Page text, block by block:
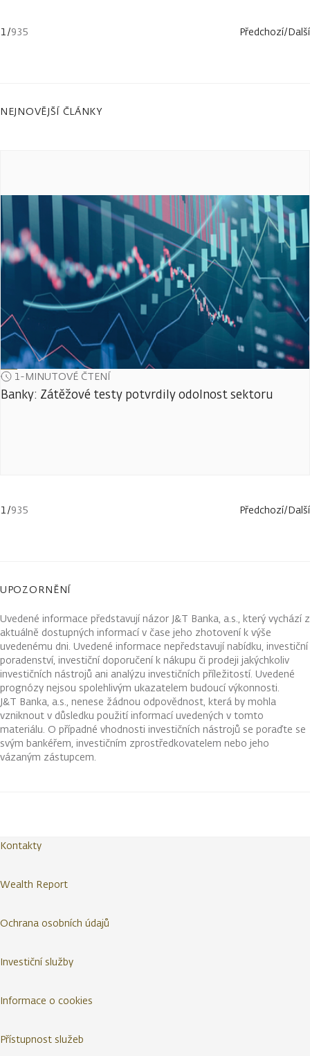
1/935 Předchozí/Další
NEJNOVĚJŠÍ ČLÁNKY
1-MINUTOVÉ ČTENÍ
Banky: Zátěžové testy potvrdily odolnost sektoru
1/935 Předchozí/Další
UPOZORNĚNÍ
Uvedené informace představují názor J&T Banka, a.s., který vychází z
aktuálně dostupných informací v čase jeho zhotovení k výše
uvedenému dni. Uvedené informace nepředstavují nabídku, investiční
poradenství, investiční doporučení k nákupu či prodeji jakýchkoliv
investičních nástrojů ani analýzu investičních příležitostí. Uvedené
prognózy nejsou spolehlivým ukazatelem budoucí výkonnosti.
J&T Banka, a.s., nenese žádnou odpovědnost, která by mohla
vzniknout v důsledku použití informací uvedených v tomto
materiálu. O případné vhodnosti investičních nástrojů se poraďte se
svým bankéřem, investičním zprostředkovatelem nebo jeho
vázaným zástupcem.
Kontakty
Wealth Report
Ochrana osobních údajů
Investiční služby
Informace o cookies
Přístupnost služeb